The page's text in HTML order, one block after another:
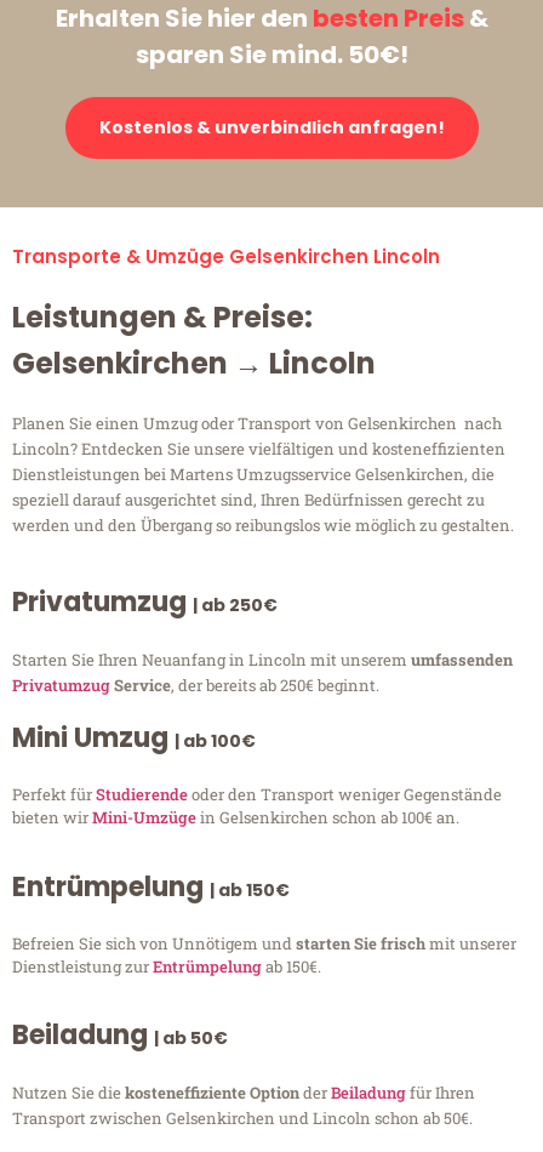
Erhalten Sie hier den besten Preis&
sparen Sie mind. 50€!
Kostenlos & unverbindlich anfragen!
Transporte & Umzüge Gelsenkirchen Lincoln
Leistungen & Preise:
Gelsenkirchen → Lincoln
Planen Sie einen Umzug oder Transport von Gelsenkirchen nach
Lincoln? Entdecken Sie unsere vielfältigen und kosteneffizienten
Dienstleistungen bei Martens Umzugsservice Gelsenkirchen, die
speziell darauf ausgerichtet sind, Ihren Bedürfnissen gerecht zu
werden und den Übergang so reibungslos wie möglich zu gestalten.
Privatumzug | ab 250€
Starten Sie Ihren Neuanfang in Lincoln mit unserem umfassenden
PrivatumzugService, der bereits ab 250€ beginnt.
Mini Umzug | ab 100€
Perfekt fürStudierendeoder den Transport weniger Gegenstände
bieten wirMini-Umzügein Gelsenkirchen schon ab 100€ an.
Entrümpelung | ab 150€
Befreien Sie sich von Unnötigem undstarten Sie frischmit unserer
Dienstleistung zurEntrümpelungab 150€.
Beiladung | ab 50€
Nutzen Sie diekosteneffiziente OptionderBeiladungfür Ihren
Transport zwischen Gelsenkirchen und Lincoln schon ab 50€.